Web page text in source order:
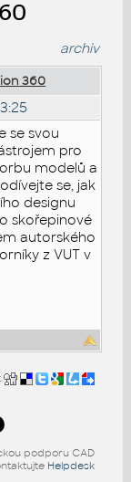
archiv
360
se svou
pro
modelů a
se, jak
designu
skořepinové
autorského
z VUT v
podporu CAD
Helpdesk